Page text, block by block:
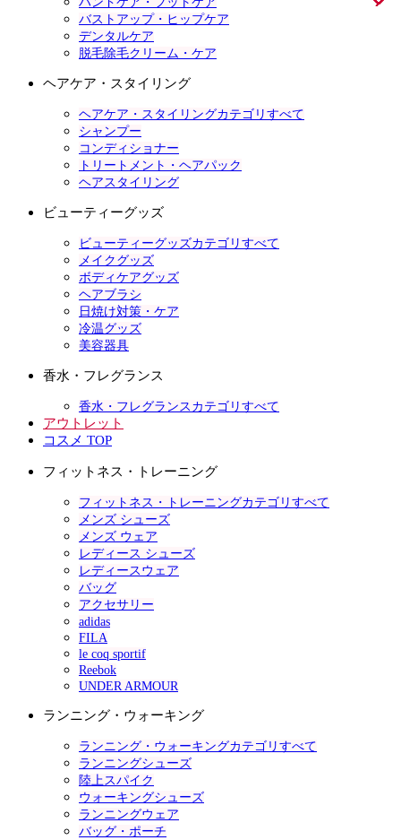
バストアップ・ヒップケア
デンタルケア
脱毛除毛クリーム・ケア
ヘアケア・スタイリング
ヘアケア・スタイリングカテゴリすべて
シャンプー
コンディショナー
トリートメント・ヘアパック
ヘアスタイリング
ビューティーグッズ
ビューティーグッズカテゴリすべて
メイクグッズ
ボディケアグッズ
ヘアブラシ
日焼け対策・ケア
冷温グッズ
美容器具
香水・フレグランス
香水・フレグランスカテゴリすべて
アウトレット
コスメ TOP
フィットネス・トレーニング
フィットネス・トレーニングカテゴリすべて
メンズ シューズ
メンズ ウェア
レディース シューズ
レディースウェア
バッグ
アクセサリー
adidas
FILA
le coq sportif
Reebok
UNDER ARMOUR
ランニング・ウォーキング
ランニング・ウォーキングカテゴリすべて
ランニングシューズ
陸上スパイク
ウォーキングシューズ
ランニングウェア
バッグ・ポーチ